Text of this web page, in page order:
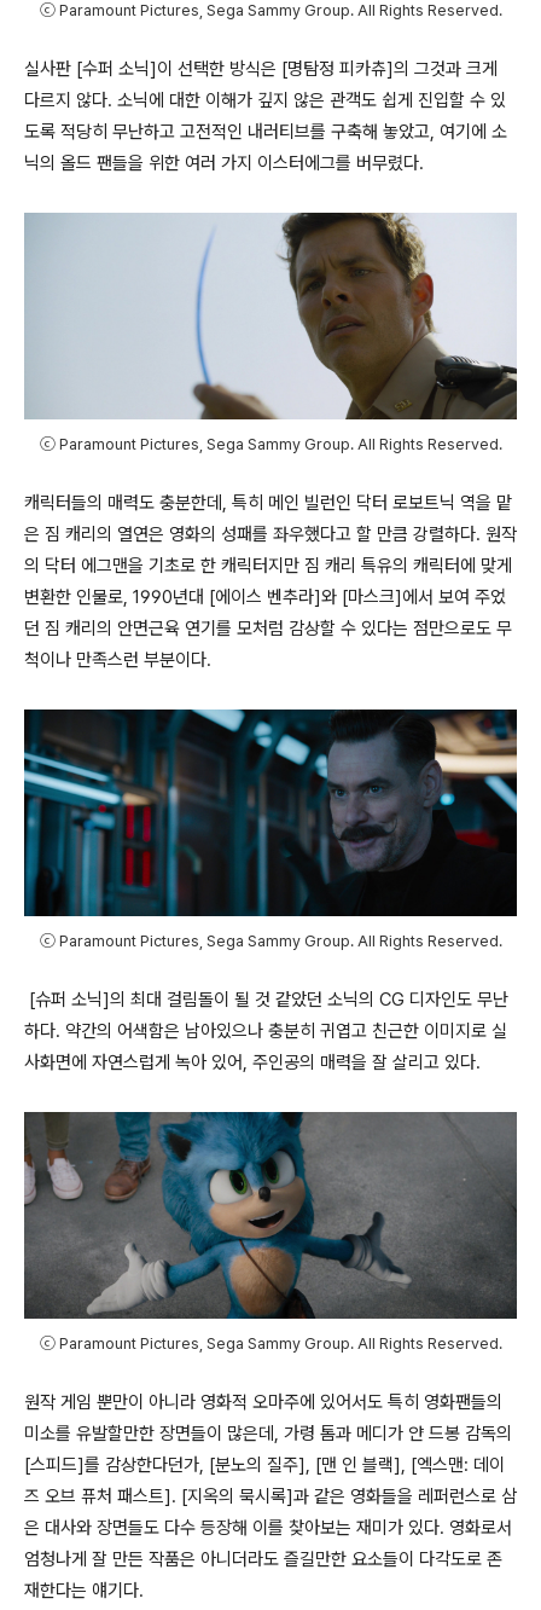
ⓒ Paramount Pictures, Sega Sammy Group. All Rights Reserved.
실사판 [수퍼 소닉]이 선택한 방식은 [명탐정 피카츄]의 그것과 크게
다르지 않다. 소닉에 대한 이해가 깊지 않은 관객도 쉽게 진입할 수 있
도록 적당히 무난하고 고전적인 내러티브를 구축해 놓았고, 여기에 소
닉의 올드 팬들을 위한 여러 가지 이스터에그를 버무렸다.
ⓒ Paramount Pictures, Sega Sammy Group. All Rights Reserved.
캐릭터들의 매력도 충분한데 , 특히 메인 빌런인 닥터 로보트닉 역을 맡
은 짐 캐리의 열연은 영화의 성패를 좌우했다고 할 만큼 강렬하다. 원작
의 닥터 에그맨을 기초로 한 캐릭터지만 짐 캐리 특유의 캐릭터에 맞게
변환한 인물로, 1990년대 [에이스 벤추라]와 [마스크]에서 보여 주었
던 짐 캐리의 안면근육 연기를 모처럼 감상할 수 있다는 점만으로도 무
척이나 만족스런 부분이다.
ⓒ Paramount Pictures, Sega Sammy Group. All Rights Reserved.
[슈퍼 소닉]의 최대 걸림돌이 될 것 같았던 소닉의 CG 디자인도 무난
하다. 약간의 어색함은 남아있으나 충분히 귀엽고 친근한 이미지로 실
사화면에 자연스럽게 녹아 있어, 주인공의 매력을 잘 살리고 있다.
ⓒ Paramount Pictures, Sega Sammy Group. All Rights Reserved.
원작 게임 뿐만이 아니라 영화적 오마주에 있어서도 특히 영화팬들의
미소를 유발할만한 장면들이 많은데 , 가령 톰과 메디가 얀 드봉 감독의
[스피드]를 감상한다던가, [분노의 질주], [맨 인 블랙], [엑스맨: 데이
즈 오브 퓨처 패스트]. [지옥의 묵시록]과 같은 영화들을 레퍼런스로 삼
은 대사와 장면들도 다수 등장해 이를 찾아보는 재미가 있다. 영화로서
엄청나게 잘 만든 작품은 아니더라도 즐길만한 요소들이 다각도로 존
재한다는 얘기다.